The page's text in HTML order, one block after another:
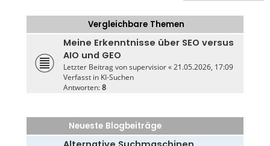
Vergleichbare Themen
Meine Erkenntnisse über SEO versus
AIO und GEO
Letzter Beitrag vonsupervisior«21.05.2026, 17:09
Verfasst in KI-Suchen
Antworten:8
Neueste Blogbeiträge